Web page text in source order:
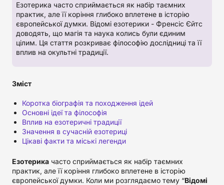
Езотерика часто сприймається як набір таємних
практик, але її коріння глибоко вплетене в історію
європейської думки. Відомі езотерики - Френсіс Єйтс
доводять, що магія та наука колись були єдиним
цілим. Ця стаття розкриває філософію дослідниці та її
вплив на окультні традиції.
Зміст
Коротка біографія та походження ідей
Основні ідеї та філософія
Вплив на езотеричні традиції
Значення в сучасній езотериці
Цікаві факти та міські легенди
Езотерика часто сприймається як набір таємних
практик, але її коріння глибоко вплетене в історію
європейської думки. Коли ми розглядаємо тему “Відомі